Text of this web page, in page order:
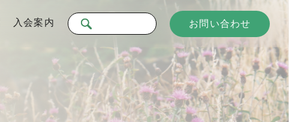
入会案内 お問い合わせ